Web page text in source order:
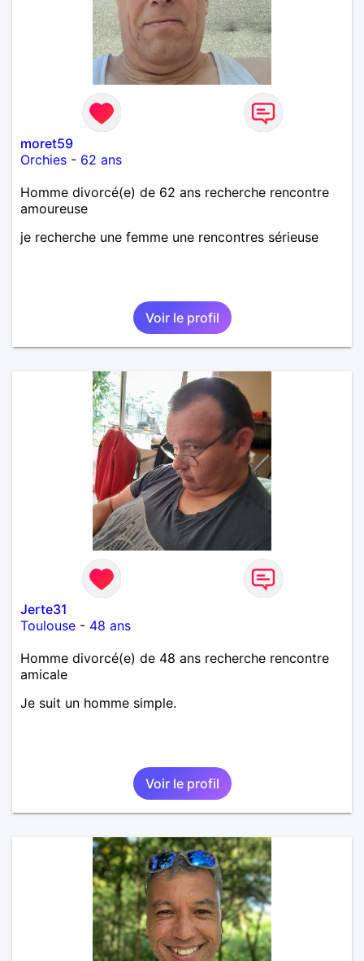
moret59
Orchies - 62 ans
Homme divorcé(e) de 62 ans recherche rencontre
amoureuse
je recherche une femme une rencontres sérieuse
Voir le profil
Jerte31
Toulouse - 48 ans
Homme divorcé(e) de 48 ans recherche rencontre
amicale
Je suit un homme simple.
Voir le profil